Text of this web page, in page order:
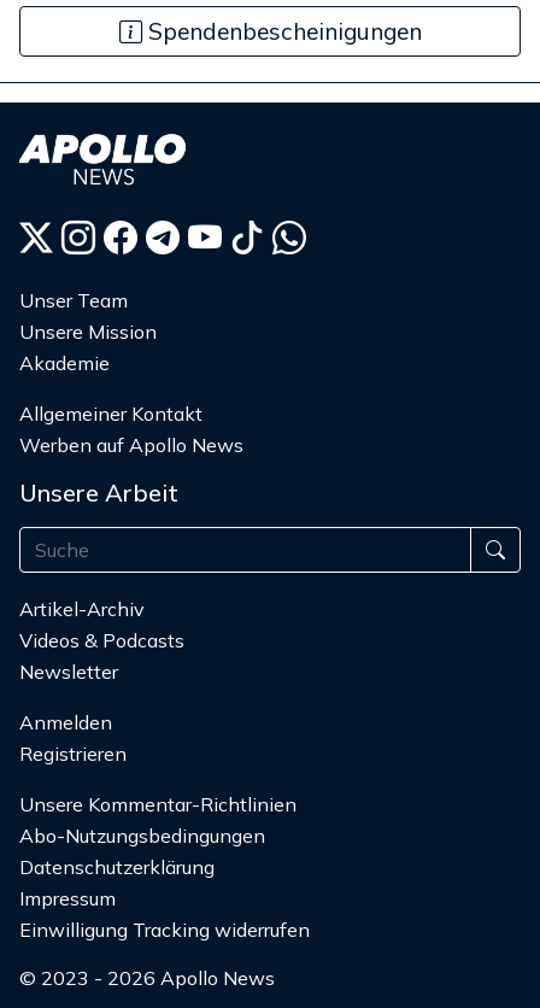
Spendenbescheinigungen
Unser Team
Unsere Mission
Akademie
Allgemeiner Kontakt
Werben auf Apollo News
Unsere Arbeit
Artikel-Archiv
Videos & Podcasts
Newsletter
Anmelden
Registrieren
Unsere Kommentar-Richtlinien
Abo-Nutzungsbedingungen
Datenschutzerklärung
Impressum
Einwilligung Tracking widerrufen
© 2023 - 2026 Apollo News